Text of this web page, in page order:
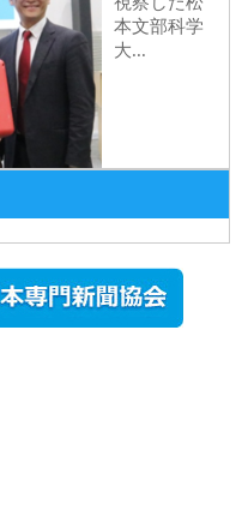
本文部科学
大...
2026年8月5日
更新
農工大で大